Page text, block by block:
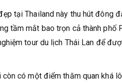
tại Thailand này thu hút đông
tầm mắt bao trọn cả thành phố
tour du lịch Thái Lan để
có một điểm thăm quan khá